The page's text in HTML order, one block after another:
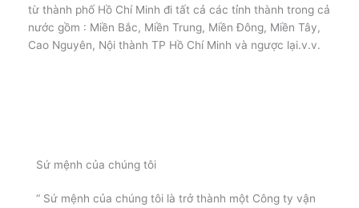
từ thành phố Hồ Chí Minh đi tất cả các tỉnh thành trong cả
nước gồm : Miền Bắc, Miền Trung, Miền Đông, Miền Tây,
Cao Nguyên, Nội thành TP Hồ Chí Minh và ngược lại.v.v.
Sứ mệnh của chúng tôi
“ Sứ mệnh của chúng tôi là trở thành một Công ty vận